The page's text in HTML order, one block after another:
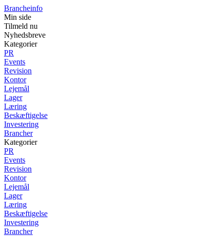
Brancheinfo
Min side
Tilmeld nu
Nyhedsbreve
Kategorier
PR
Events
Revision
Kontor
Lejemål
Lager
Læring
Beskæftigelse
Investering
Brancher
Kategorier
PR
Events
Revision
Kontor
Lejemål
Lager
Læring
Beskæftigelse
Investering
Brancher